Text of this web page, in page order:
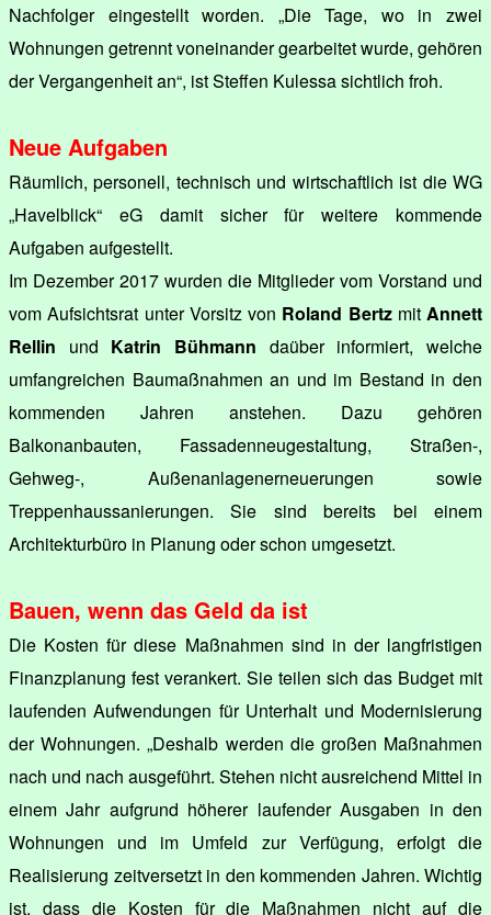
Nachfolger eingestellt worden. „Die Tage, wo in zwei
Wohnungen getrennt voneinander gearbeitet wurde, gehören
der Vergangenheit an“, ist Steffen Kulessa sichtlich froh.
Neue Aufgaben
Räumlich, personell, technisch und wirtschaftlich ist die WG
„Havelblick“ eG damit sicher für weitere kommende
Aufgaben aufgestellt.
Im Dezember 2017 wurden die Mitglieder vom Vorstand und
vom Aufsichtsrat unter Vorsitz von Roland Bertzmit Annett
Rellin und Katrin Bühmann daüber informiert, welche
umfangreichen Baumaßnahmen an und im Bestand in den
kommenden Jahren anstehen. Dazu gehören
Balkonanbauten, Fassadenneugestaltung, Straßen-,
Gehweg-, Außenanlagenerneuerungen sowie
Treppenhaussanierungen. Sie sind bereits bei einem
Architekturbüro in Planung oder schon umgesetzt.
Bauen, wenn das Geld da ist
Die Kosten für diese Maßnahmen sind in der langfristigen
Finanzplanung fest verankert. Sie teilen sich das Budget mit
laufenden Aufwendungen für Unterhalt und Modernisierung
der Wohnungen. „Deshalb werden die großen Maßnahmen
nach und nach ausgeführt. Stehen nicht ausreichend Mittel in
einem Jahr aufgrund höherer laufender Ausgaben in den
Wohnungen und im Umfeld zur Verfügung, erfolgt die
Realisierung zeitversetzt in den kommenden Jahren. Wichtig
ist, dass die Kosten für die Maßnahmen nicht auf die